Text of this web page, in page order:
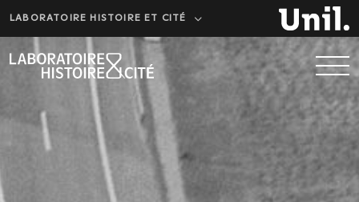
LABORATOIRE HISTOIRE ET CITÉ